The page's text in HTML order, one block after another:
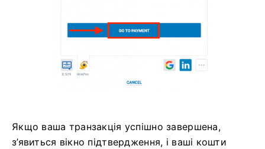
Якщо ваша транзакція успішно завершена,
з’явиться вікно підтвердження, і ваші кошти